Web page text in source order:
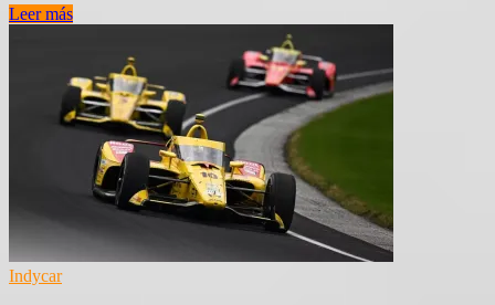
IndyCar
imparable,
Leer más
Indycar